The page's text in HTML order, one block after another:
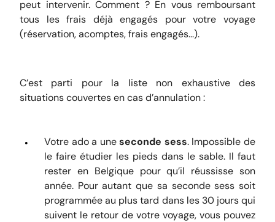
peut intervenir. Comment ? En vous remboursant
tous les frais déjà engagés pour votre voyage
(réservation, acomptes, frais engagés...).
C’est parti pour la liste non exhaustive des
situations couvertes en cas d’annulation :
Votre ado a uneseconde sess. Impossible de
le faire étudier les pieds dans le sable. Il faut
rester en Belgique pour qu’il réussisse son
année. Pour autant que sa seconde sess soit
programmée au plus tard dans les 30 jours qui
suivent le retour de votre voyage, vous pouvez